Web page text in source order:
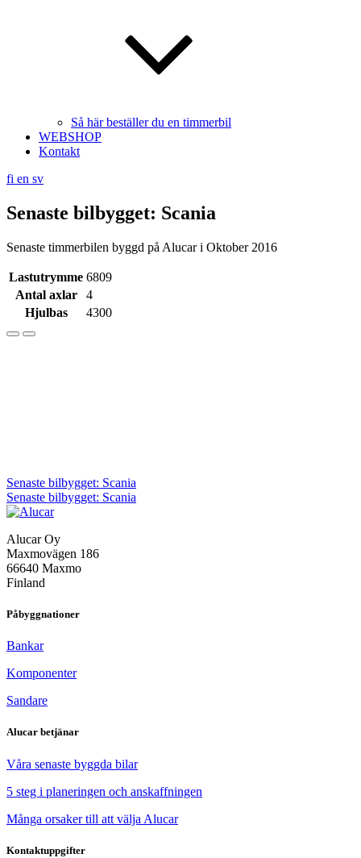
Så här beställer du en timmerbil
WEBSHOP
Kontakt
fi en sv
Senaste bilbygget: Scania
Senaste timmerbilen byggd på Alucar i Oktober 2016
Lastutrymme 6809
Antal axlar
4
Hjulbas
4300
Inläggsnavigering
Senaste bilbygget: Scania
Senaste bilbygget: Scania
Alucar Oy
Maxmovägen 186
66640 Maxmo
Finland
Påbyggnationer
Bankar
Komponenter
Sandare
Alucar betjänar
Våra senaste byggda bilar
5 steg i planeringen och anskaffningen
Många orsaker till att välja Alucar
Kontaktuppgifter